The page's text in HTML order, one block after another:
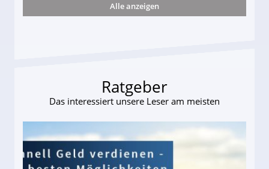
Alle anzeigen
Ratgeber
Das interessiert unsere Leser am meisten